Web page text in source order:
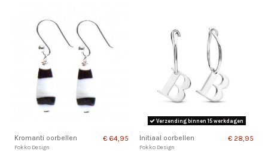
Kromanti oorbellen
Fokko Design
€ 64,95
Verzending binnen 15 werkdagen
Initiaal oorbellen
Fokko Design
€ 28,95